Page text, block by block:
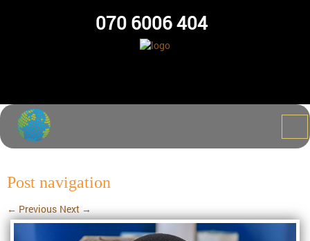
070 6006 404
Post navigation
← Previous Next →